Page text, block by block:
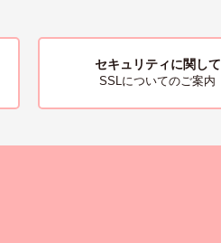
セキュリティに関して
SSLについてのご案内